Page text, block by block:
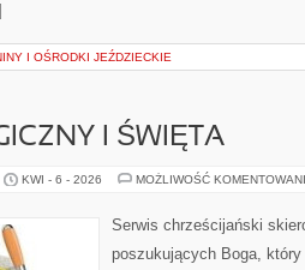
I OŚRODKI JEŹDZIECKIE
I ŚWIĘTA
KWI - 6 - 2026 MOŻLIWOŚĆ
Serwis chrześcijański
poszukujących Boga,